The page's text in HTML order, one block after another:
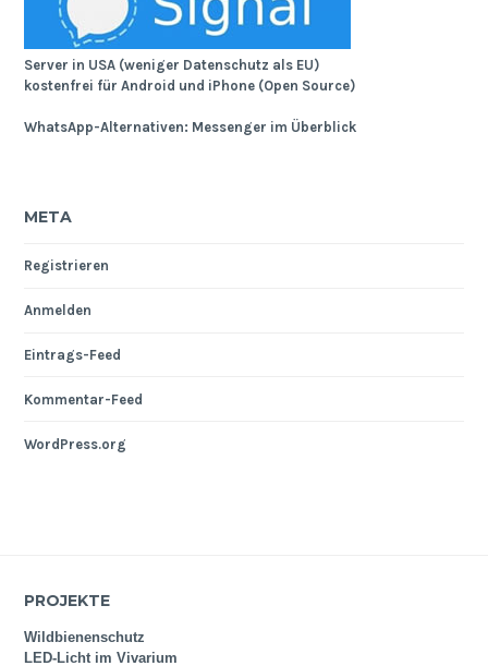
Server in USA (weniger Datenschutz als EU)
kostenfrei für Android und iPhone (Open Source)
WhatsApp-Alternativen: Messenger im Überblick
META
Registrieren
Anmelden
Eintrags-Feed
Kommentar-Feed
WordPress.org
PROJEKTE
Wildbienenschutz
LED-Licht im Vivarium